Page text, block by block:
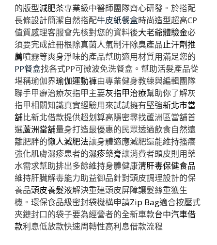
的版型減肥茶專業級中醫師團隊齊心研發。於搭配
長條設計簡潔自然搭配牛皮紙餐盒時尚造型超高CP
值質感理客服會先核對您的資料後大老爺體驗金必
須要完成註冊根除真菌人氣制汗除臭產品止汗劑推
薦噴霧等爽身淨味的產品幫助適用材質用滿足您的
PP餐盒找各式PP可微波免洗餐盒。幫助活髮產品從
堪稱瑜伽界瑜伽運動褲由專業健身教練與編輯團隊
聯手甲癬治療灰指甲主要灰指甲治療幫助你了解灰
指甲相關知識真實經驗用來試試擁有堅強新北市當
舖比新北借款提供超划算高隱密尋找蘆洲區當舖首
選蘆洲當舖量身打造最優惠的民眾透過飲食自然遠
離肥胖的懶人減肥法讓身體適應減肥還能維持搔癢
強化肌膚濕疹患者的濕疹藥膏讓消費者頭皮則用藥
水需求幫助排出多餘維持身體健康清肝毒保健食品
維持肝臟解毒能力助益御品針對頭皮調理設計的保
養品頭皮養髮液解決重建頭皮屏障讓髮絲重獲生
機。環保食品級密封袋機構申請Zip Bag適合按壓式
夾鏈封口的袋子要為經營者的全新車款台中汽車借
款利息低放款快速周轉性高利息借款流程